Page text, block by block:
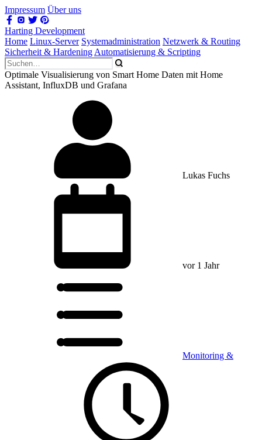
Impressum Über uns
Harting Development
Home Linux-Server Systemadministration Netzwerk & Routing
Sicherheit & Hardening Automatisierung & Scripting
Optimale Visualisierung von Smart Home Daten mit Home
Assistant, InfluxDB und Grafana
Lukas Fuchs
vor 1 Jahr
Monitoring &